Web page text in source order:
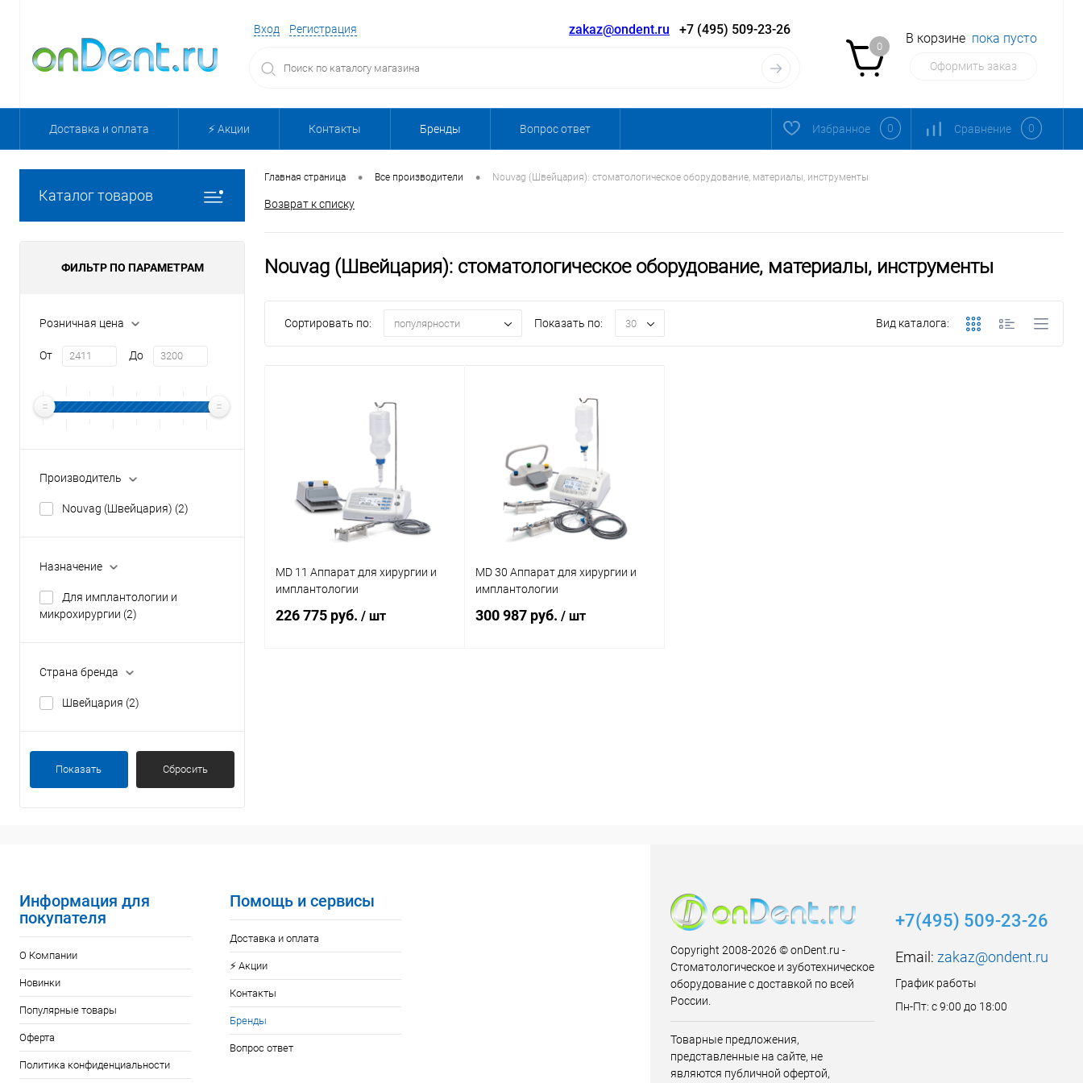
Вход Регистрация zakaz@ondent.ru +7 (495) 509-23-26
0
В корзине пока пусто
Оформить заказ
Доставка и оплата ⚡️ Акции Контакты Бренды Вопрос ответ Избранное 0 Сравнение 0
Каталог товаров
ФИЛЬТР ПО ПАРАМЕТРАМ
Розничная цена
От До
Производитель
Nouvag (Швейцария) (2)
Назначение
Для имплантологии и
микрохирургии (2)
Страна бренда
Швейцария (2)
Показать Сбросить
Главная страница • Все производители • Nouvag (Швейцария): стоматологическое оборудование, материалы, инструменты
Возврат к списку
Nouvag (Швейцария): стоматологическое оборудование, материалы, инструменты
Сортировать по: популярности Показать по: 30 Вид каталога:
MD 11 Аппарат для хирургии и
имплантологии
226 775 руб. / шт
MD 30 Аппарат для хирургии и
имплантологии
300 987 руб. / шт
Информация для
покупателя
О Компании
Новинки
Популярные товары
Оферта
Политика конфиденциальности
Помощь и сервисы
Доставка и оплата
⚡️ Акции
Контакты
Бренды
Вопрос ответ
Copyright 2008-2026 © onDent.ru -
Стоматологическое и зуботехническое
оборудование с доставкой по всей
России.
Товарные предложения,
представленные на сайте, не
являются публичной офертой,
+7(495) 509-23-26
Email: zakaz@ondent.ru
График работы
Пн-Пт: с 9:00 до 18:00